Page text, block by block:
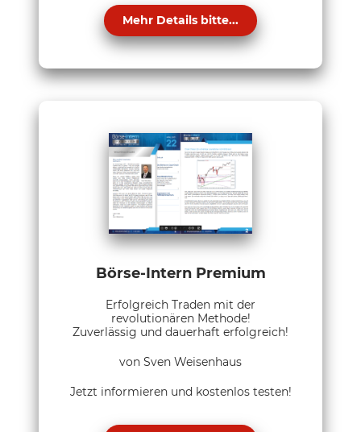
Mehr Details bitte...
Börse-Intern Premium
Erfolgreich Traden mit der
revolutionären Methode!
Zuverlässig und dauerhaft erfolgreich!
von Sven Weisenhaus
Jetzt informieren und kostenlos testen!